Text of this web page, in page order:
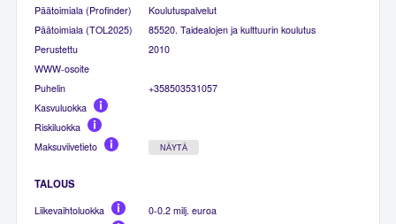
Päätoimiala (Profinder)
Koulutuspalvelut
Päätoimiala (TOL2025)
85520. Taidealojen ja kulttuurin koulutus
Perustettu
2010
WWW-osoite
Puhelin
+358503531057
Kasvuluokka
Riskiluokka
Maksuviivetieto
NÄYTÄ
TALOUS
Liikevaihtoluokka
0-0.2 milj. euroa